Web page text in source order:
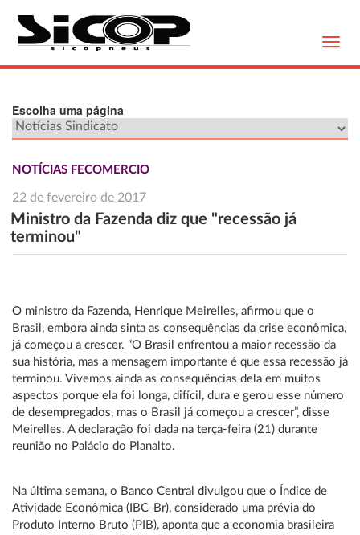
Escolha uma página
NOTÍCIAS FECOMERCIO
22 de fevereiro de 2017
Ministro da Fazenda diz que "recessão já
terminou"
O ministro da Fazenda, Henrique Meirelles, afirmou que o
Brasil, embora ainda sinta as consequências da crise econômica,
já começou a crescer. “O Brasil enfrentou a maior recessão da
sua história, mas a mensagem importante é que essa recessão já
terminou. Vivemos ainda as consequências dela em muitos
aspectos porque ela foi longa, difícil, dura e gerou esse número
de desempregados, mas o Brasil já começou a crescer”, disse
Meirelles. A declaração foi dada na terça-feira (21) durante
reunião no Palácio do Planalto.
Na última semana, o Banco Central divulgou que o Índice de
Atividade Econômica (IBC-Br), considerado uma prévia do
Produto Interno Bruto (PIB), aponta que a economia brasileira